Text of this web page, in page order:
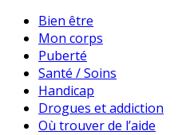
Bien être
Mon corps
Puberté
Santé / Soins
Handicap
Drogues et addiction
Où trouver de l’aide